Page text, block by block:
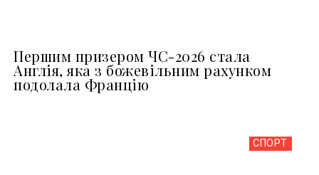
Першим призером ЧС-2026 стала
Англія, яка з божевільним рахунком
подолала Францію
СПОРТ